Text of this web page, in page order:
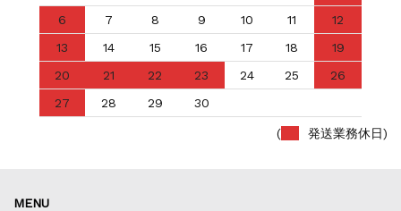
6
7 8 9 10 11
12
13
14 15 16 17 18
19
20
21 22 23 24 25
26
27
28 29 30
( 発送業務休日)
MENU